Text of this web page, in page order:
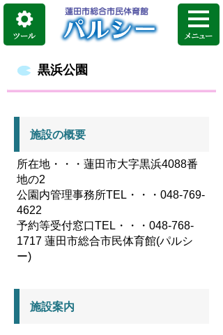
黒浜公園
施設の概要
所在地・・・蓮田市大字黒浜4088番
地の2
公園内管理事務所TEL・・・048-769-
4622
予約等受付窓口TEL・・・048-768-
1717 蓮田市総合市民体育館(パルシ
ー)
施設案内